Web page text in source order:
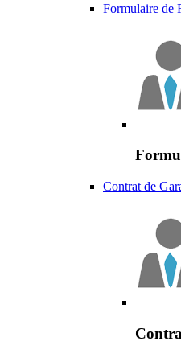
Formulaire de
Contrat de